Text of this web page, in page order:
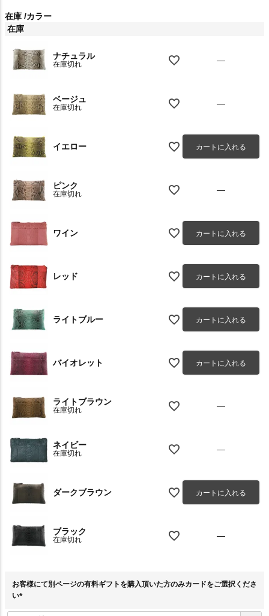
在庫 カラー
在庫
ナチュラル
在庫切れ —
ベージュ
在庫切れ —
イエロー カートに入れる
ピンク
在庫切れ —
ワイン カートに入れる
レッド カートに入れる
ライトブルー カートに入れる
バイオレット カートに入れる
ライトブラウン
在庫切れ —
ネイビー
在庫切れ —
ダークブラウン カートに入れる
ブラック
在庫切れ —
お客様にて別ページの有料ギフトを購入頂いた方のみカードをご選択くださ
い